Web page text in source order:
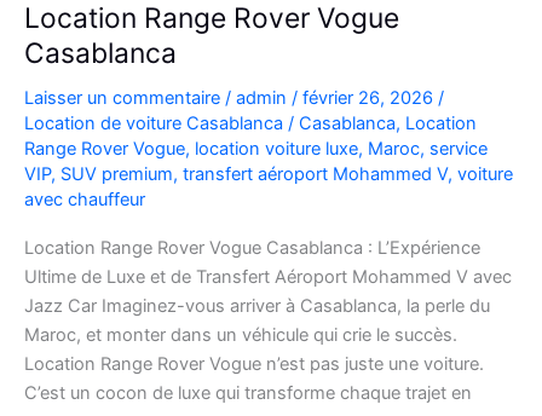
Location Range Rover Vogue
Casablanca
Laisser un commentaire / admin / février 26, 2026 /
Location de voiture Casablanca / Casablanca, Location
Range Rover Vogue, location voiture luxe, Maroc, service
VIP, SUV premium, transfert aéroport Mohammed V, voiture
avec chauffeur
Location Range Rover Vogue Casablanca : L’Expérience
Ultime de Luxe et de Transfert Aéroport Mohammed V avec
Jazz Car Imaginez-vous arriver à Casablanca, la perle du
Maroc, et monter dans un véhicule qui crie le succès.
Location Range Rover Vogue n’est pas juste une voiture.
C’est un cocon de luxe qui transforme chaque trajet en